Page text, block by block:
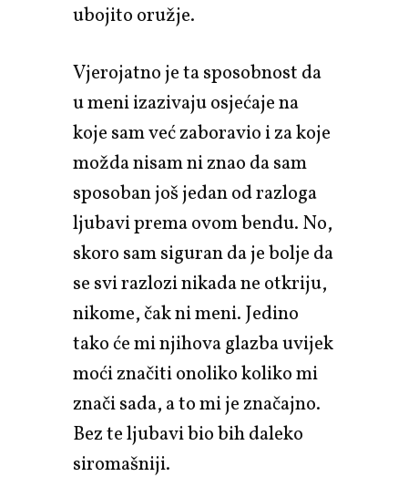
ubojito oružje.
Vjerojatno je ta sposobnost da
u meni izazivaju osjećaje na
koje sam već zaboravio i za koje
možda nisam ni znao da sam
sposoban još jedan od razloga
ljubavi prema ovom bendu. No,
skoro sam siguran da je bolje da
se svi razlozi nikada ne otkriju,
nikome, čak ni meni. Jedino
tako će mi njihova glazba uvijek
moći značiti onoliko koliko mi
znači sada, a to mi je značajno.
Bez te ljubavi bio bih daleko
siromašniji.